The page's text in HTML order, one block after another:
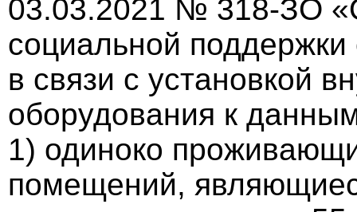
03.03.2021 № 318-ЗО
социальной поддержки
в связи с установкой
оборудования к
1) одиноко
помещений,